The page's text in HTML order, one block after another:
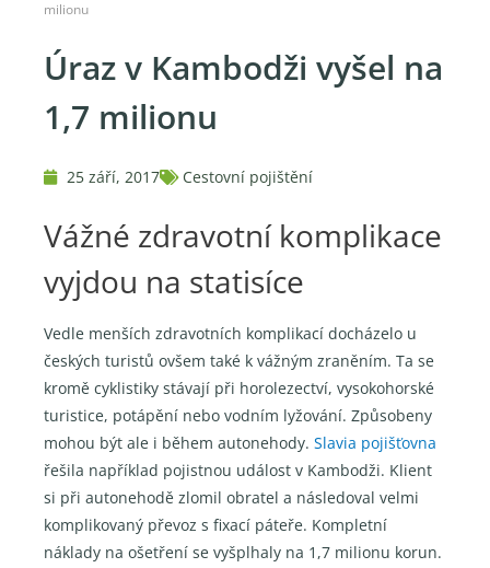
milionu
Úraz v Kambodži vyšel na
1,7 milionu
25 září, 2017 Cestovní pojištění
Vážné zdravotní komplikace
vyjdou na statisíce
Vedle menších zdravotních komplikací docházelo u
českých turistů ovšem také k vážným zraněním. Ta se
kromě cyklistiky stávají při horolezectví, vysokohorské
turistice, potápění nebo vodním lyžování. Způsobeny
mohou být ale i během autonehody. Slavia pojišťovna
řešila například pojistnou událost v Kambodži. Klient
si při autonehodě zlomil obratel a následoval velmi
komplikovaný převoz s fixací páteře. Kompletní
náklady na ošetření se vyšplhaly na 1,7 milionu korun.